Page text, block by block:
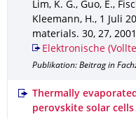
Lim, K. G., Guo, E.,
Kleemann, H., 1 Juli
materials. 30, 27,
Elektronische
Publikation: Beitrag in
Thermally
perovskite solar cells